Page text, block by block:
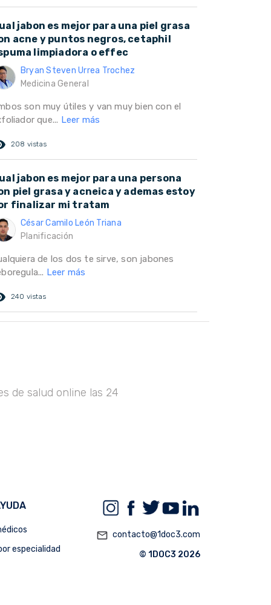
jabon es mejor para una piel grasa
acne y puntos negros, cetaphil
limpiadora o effec
Bryan Steven Urrea Trochez
Medicina General
son muy útiles y van muy bien con el
que... Leer más
208 vistas
jabon es mejor para una persona
piel grasa y acneica y ademas estoy
finalizar mi tratam
César Camilo León Triana
Planificación
de los dos te sirve, son jabones
Leer más
240 vistas
de salud online las 24
especialidad
mail_outline contacto@1doc3.com
© 1DOC3 2026